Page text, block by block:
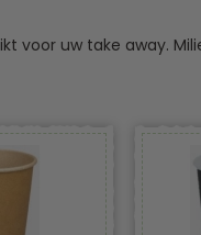
voor uw take away.